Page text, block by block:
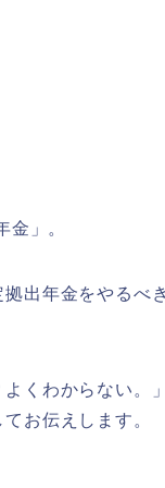
」。
出年金をやるべ
くわからない。
お伝えします。